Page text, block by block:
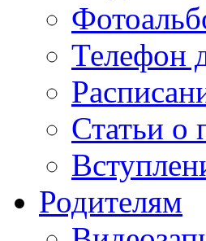
Телефон
Статьи о
Родителям